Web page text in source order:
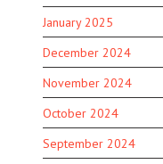
January 2025
December 2024
November 2024
October 2024
September 2024